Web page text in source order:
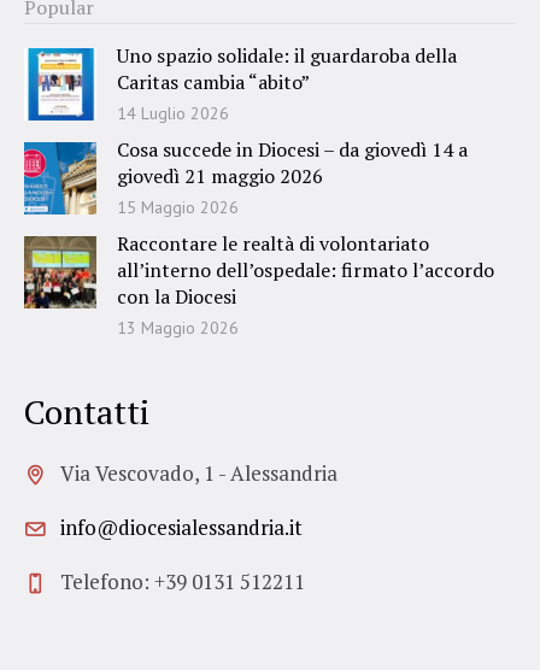
Popular
Uno spazio solidale: il guardaroba della
Caritas cambia “abito”
14 Luglio 2026
Cosa succede in Diocesi – da giovedì 14 a
giovedì 21 maggio 2026
15 Maggio 2026
Raccontare le realtà di volontariato
all’interno dell’ospedale: firmato l’accordo
con la Diocesi
13 Maggio 2026
Contatti
Via Vescovado, 1 - Alessandria
info@diocesialessandria.it
Telefono: +39 0131 512211